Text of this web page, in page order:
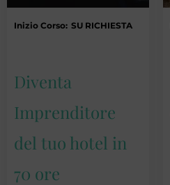
Inizio Corso: SU RICHIESTA
Diventa
Imprenditore
del tuo hotel in
70 ore